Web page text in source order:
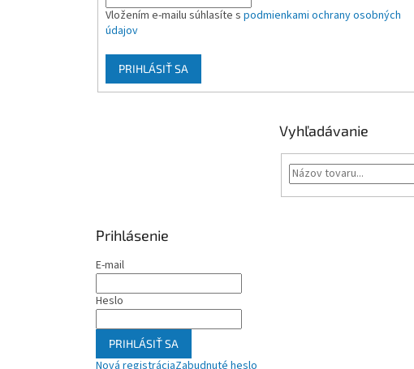
Vložením e-mailu súhlasíte s podmienkami ochrany osobných
údajov
PRIHLÁSIŤ SA
Vyhľadávanie
Prihlásenie
E-mail
Heslo
PRIHLÁSIŤ SA
Nová registráciaZabudnuté heslo